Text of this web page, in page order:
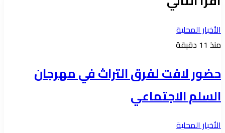
الأخبار المحلية
منذ 11 دقيقة
حضور لافت لفرق التراث في مهرجان
السلم الاجتماعي
الأخبار المحلية